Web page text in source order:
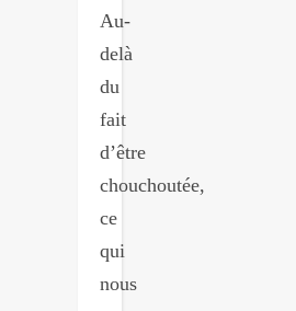
Au-
delà
du
fait
d’être
chouchoutée,
ce
qui
nous